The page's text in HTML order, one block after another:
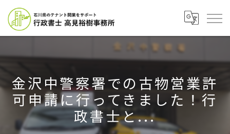
金沢中警察署での古物営業許
可申請に行ってきました！行
政書士と...